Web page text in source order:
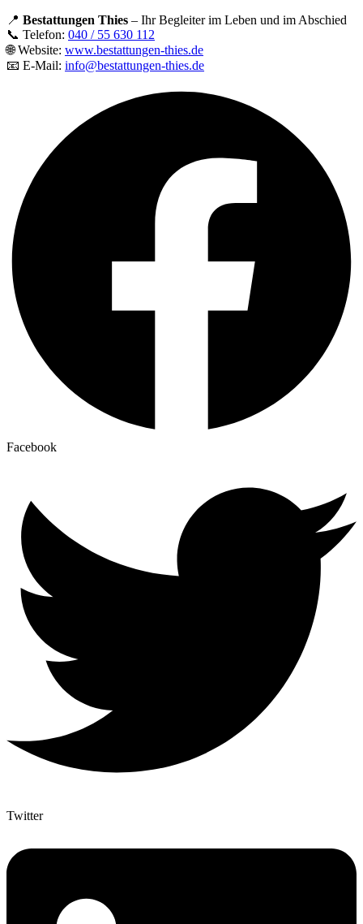
📍 Bestattungen Thies – Ihr Begleiter im Leben und im Abschied
📞 Telefon: 040 / 55 630 112
🌐 Website: www.bestattungen-thies.de
📧 E-Mail: info@bestattungen-thies.de
Facebook
Twitter